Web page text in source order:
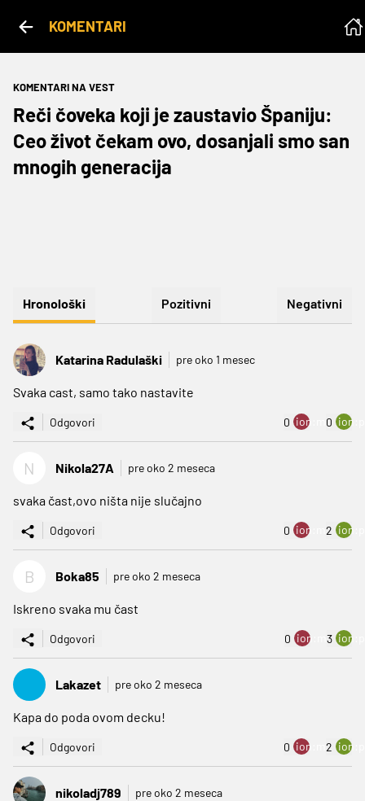
KOMENTARI
KOMENTARI NA VEST
Reči čoveka koji je zaustavio Španiju:
Ceo život čekam ovo, dosanjali smo san
mnogih generacija
Hronološki Pozitivni Negativni
Katarina Radulaški pre oko 1 mesec
Svaka cast, samo tako nastavite
Odgovori 0 ion:minus
0
N Nikola27A pre oko 2 meseca
svaka čast,ovo ništa nije slučajno
Odgovori 0 ion:minus
2
B Boka85 pre oko 2 meseca
Iskreno svaka mu čast
Odgovori 0 ion:minus
3
Lakazet pre oko 2 meseca
Kapa do poda ovom decku!
Odgovori 0 ion:minus
2
nikoladj789 pre oko 2 meseca